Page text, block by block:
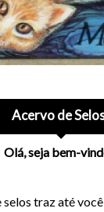
Acervo de
Olá, seja bem-
traz até